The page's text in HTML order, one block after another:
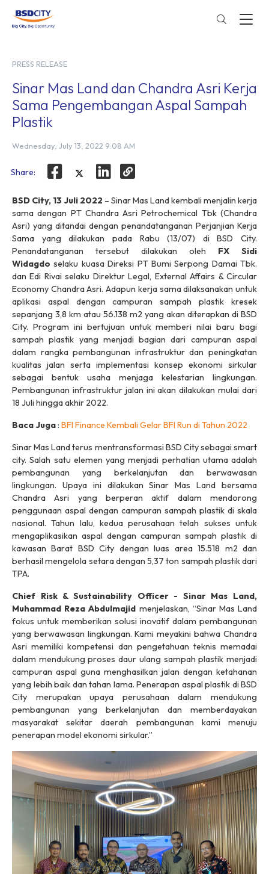
PRESS RELEASE
Sinar Mas Land dan Chandra Asri Kerja
Sama Pengembangan Aspal Sampah
Plastik
Wednesday, July 13, 2022 9:08 AM
Share:
BSD City, 13 Juli 2022 – Sinar Mas Land kembali menjalin kerja
sama dengan PT Chandra Asri Petrochemical Tbk (Chandra
Asri) yang ditandai dengan penandatanganan Perjanjian Kerja
Sama yang dilakukan pada Rabu (13/07) di BSD City.
Penandatanganan tersebut dilakukan oleh FX Sidi
Widagdo selaku kuasa Direksi PT Bumi Serpong Damai Tbk.
dan Edi Rivai selaku Direktur Legal, External Affairs & Circular
Economy Chandra Asri. Adapun kerja sama dilaksanakan untuk
aplikasi aspal dengan campuran sampah plastik kresek
sepanjang 3,8 km atau 56.138 m2 yang akan diterapkan di BSD
City. Program ini bertujuan untuk memberi nilai baru bagi
sampah plastik yang menjadi bagian dari campuran aspal
dalam rangka pembangunan infrastruktur dan peningkatan
kualitas jalan serta implementasi konsep ekonomi sirkular
sebagai bentuk usaha menjaga kelestarian lingkungan.
Pembangunan infrastruktur jalan ini akan dilakukan mulai dari
18 Juli hingga akhir 2022.
Baca Juga: BFI Finance Kembali Gelar BFI Run di Tahun 2022
Sinar Mas Land terus mentransformasi BSD City sebagai smart
city. Salah satu elemen yang menjadi perhatian utama adalah
pembangunan yang berkelanjutan dan berwawasan
lingkungan. Upaya ini dilakukan Sinar Mas Land bersama
Chandra Asri yang berperan aktif dalam mendorong
penggunaan aspal dengan campuran sampah plastik di skala
nasional. Tahun lalu, kedua perusahaan telah sukses untuk
mengaplikasikan aspal dengan campuran sampah plastik di
kawasan Barat BSD City dengan luas area 15.518 m2 dan
berhasil mengelola setara dengan 5,37 ton sampah plastik dari
TPA.
Chief Risk & Sustainability Officer - Sinar Mas Land,
Muhammad Reza Abdulmajid menjelaskan, “Sinar Mas Land
fokus untuk memberikan solusi inovatif dalam pembangunan
yang berwawasan lingkungan. Kami meyakini bahwa Chandra
Asri memiliki kompetensi dan pengetahuan teknis memadai
dalam mendukung proses daur ulang sampah plastik menjadi
campuran aspal guna menghasilkan jalan dengan ketahanan
yang lebih baik dan tahan lama. Penerapan aspal plastik di BSD
City merupakan upaya perusahaan dalam mendukung
pembangunan yang berkelanjutan dan memberdayakan
masyarakat sekitar daerah pembangunan kami menuju
penerapan model ekonomi sirkular.”